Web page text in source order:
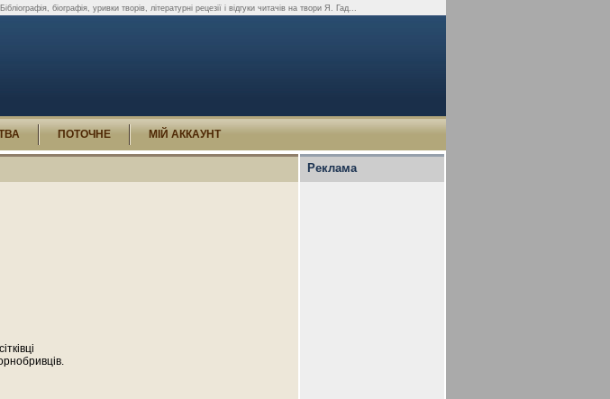
біографія, уривки творів, літературні рецезії і відгуки читачів на твори Я. Гад...
ПОТОЧНЕ МІЙ АККАУНТ
Реклама